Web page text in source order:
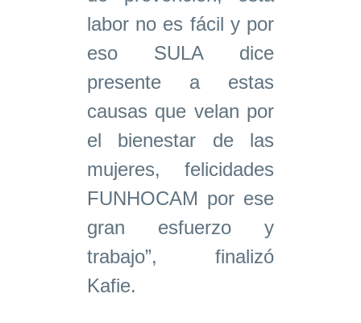
labor no es fácil y por
eso SULA dice
presente a estas
causas que velan por
el bienestar de las
mujeres, felicidades
FUNHOCAM por ese
gran esfuerzo y
trabajo”, finalizó
Kafie.